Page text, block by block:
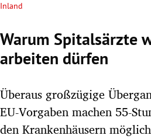
Untermenü
Inland
Warum Spitalsärzte
arbeiten dürfen
Überaus großzügige
EU-Vorgaben machen 55-
den Krankenhäusern möglich